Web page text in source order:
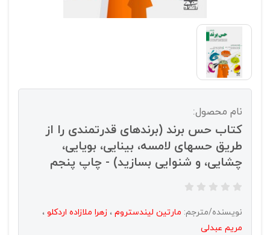
نام محصول:
کتاب حس برند (برندهای قدرتمندی را از
طریق حسهای لامسه، بینایی، بویایی،
چشایی، و شنوایی بسازید) - چاپ پنجم
نویسنده/مترجم: مارتین لیندستروم ، زهرا ملازاده اردکلو ،
مریم عبدلی